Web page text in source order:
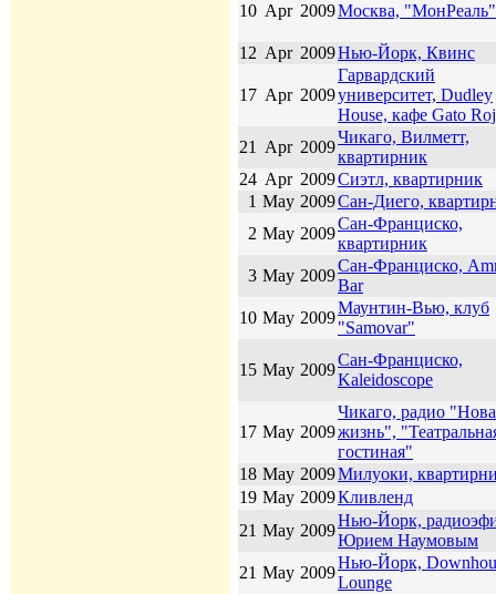
10 Apr 2009Москва, "МонРеаль"
12 Apr 2009Нью-Йорк, Квинс
17 Apr 2009
Гарвардский
университет, Dudley
House, кафе Gato
21
Apr 2009
Чикаго, Вилметт,
квартирник
24 Apr 2009Сиэтл, квартирник
1 May 2009Сан-Диего,
2 May 2009
Сан-Франциско,
квартирник
3 May 2009
Сан-Франциско,
Bar
10 May 2009
Маунтин-Вью, клуб
"Samovar"
15 May 2009
Сан-Франциско,
Kaleidoscope
17 May 2009
Чикаго, радио
жизнь",
гостиная"
18 May 2009Милуоки,
19 May 2009Кливленд
21 May 2009
Нью-Йорк,
Юрием Наумовым
21 May 2009
Нью-Йорк,
Lounge